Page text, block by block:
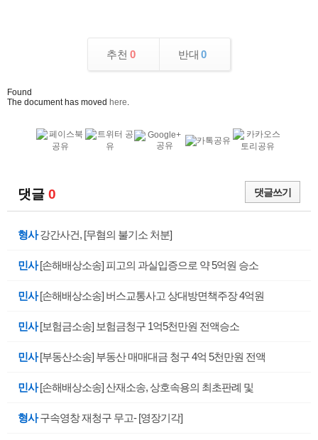
추천 0 반대 0
Found
The document has moved here.
댓글 0 댓글쓰기
형사 강간사건, [무혐의 불기소 처분]
민사 [손해배상소송] 피고의 과실입증으로 약 5억원 승소
민사 [손해배상소송] 버스교통사고 상대방면책주장 4억원
민사 [보험금소송] 보험금청구 1억5천만원 전액승소
민사 [부동산소송] 부동산 매매대금 청구 4억 5천만원 전액
민사 [손해배상소송] 산재소송, 상호속용의 최초판례 및
형사 구속영창 재청구 무고- [영장기각]